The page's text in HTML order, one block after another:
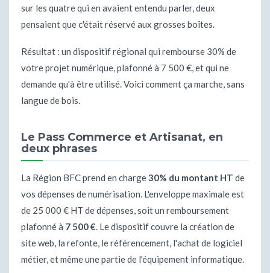
sur les quatre qui en avaient entendu parler, deux
pensaient que c'était réservé aux grosses boîtes.
Résultat : un dispositif régional qui rembourse 30% de
votre projet numérique, plafonné à 7 500 €, et qui ne
demande qu'à être utilisé. Voici comment ça marche, sans
langue de bois.
Le Pass Commerce et Artisanat, en
deux phrases
La Région BFC prend en charge30% du montant HT de
vos dépenses de numérisation. L'enveloppe maximale est
de 25 000 € HT de dépenses, soit un remboursement
plafonné à 7 500 €. Le dispositif couvre la création de
site web, la refonte, le référencement, l'achat de logiciel
métier, et même une partie de l'équipement informatique.